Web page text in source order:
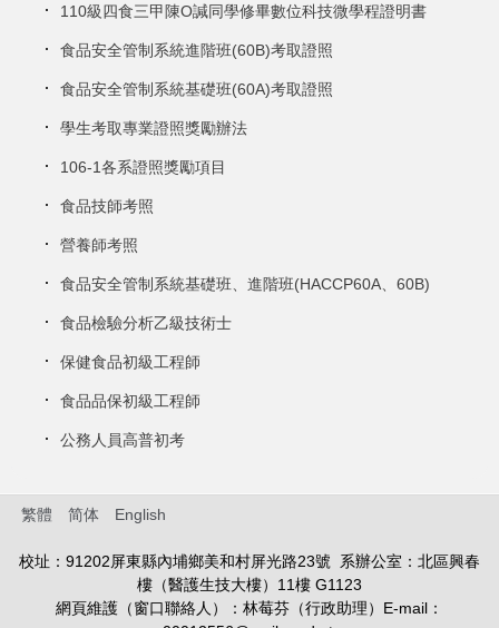
110級四食三甲陳O諴同學修畢數位科技微學程證明書
食品安全管制系統進階班(60B)考取證照
食品安全管制系統基礎班(60A)考取證照
學生考取專業證照獎勵辦法
106-1各系證照獎勵項目
食品技師考照
營養師考照
食品安全管制系統基礎班、進階班(HACCP60A、60B)
食品檢驗分析乙級技術士
保健食品初級工程師
食品品保初級工程師
公務人員高普初考
繁體 简体 English
校址：91202屏東縣內埔鄉美和村屏光路23號 系辦公室：北區興春
樓（醫護生技大樓）11樓 G1123
網頁維護（窗口聯絡人）：林莓芬（行政助理）E-mail：